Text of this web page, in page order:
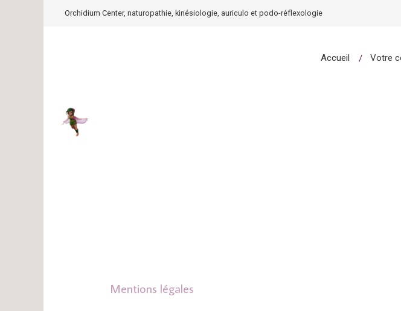
Orchidium Center, naturopathie, kinésiologie, auriculo et podo-réflexologie
Accueil Votre
Mentions légales